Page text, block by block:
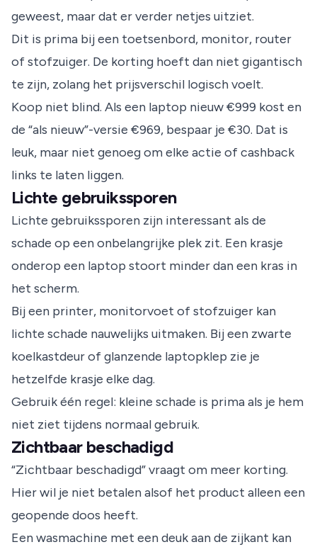
geweest, maar dat er verder netjes uitziet.
Dit is prima bij een toetsenbord, monitor, router
of stofzuiger. De korting hoeft dan niet gigantisch
te zijn, zolang het prijsverschil logisch voelt.
Koop niet blind. Als een laptop nieuw €999 kost en
de “als nieuw”-versie €969, bespaar je €30. Dat is
leuk, maar niet genoeg om elke actie of cashback
links te laten liggen.
Lichte gebruikssporen
Lichte gebruikssporen zijn interessant als de
schade op een onbelangrijke plek zit. Een krasje
onderop een laptop stoort minder dan een kras in
het scherm.
Bij een printer, monitorvoet of stofzuiger kan
lichte schade nauwelijks uitmaken. Bij een zwarte
koelkastdeur of glanzende laptopklep zie je
hetzelfde krasje elke dag.
Gebruik één regel: kleine schade is prima als je hem
niet ziet tijdens normaal gebruik.
Zichtbaar beschadigd
“Zichtbaar beschadigd” vraagt om meer korting.
Hier wil je niet betalen alsof het product alleen een
geopende doos heeft.
Een wasmachine met een deuk aan de zijkant kan